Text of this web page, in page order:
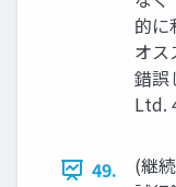
的に
オス
錯誤
Ltd.
49.
(継